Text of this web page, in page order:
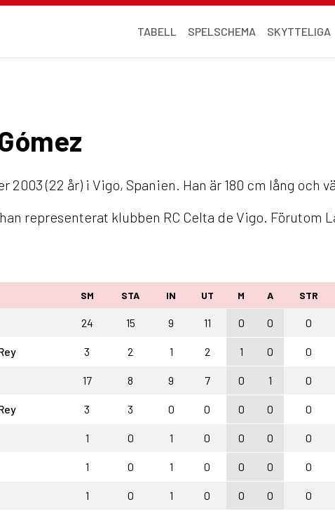
TABELL SPELSCHEMA SKYTTELIGA
2003 (22 år) i Vigo, Spanien. Han är 180 cm lång och
representerat klubben RC Celta de Vigo. Förutom
SM STA IN UT M A STR
24 15 9 11 0 0 0
3 2 1 2 1 0 0
17 8 9 7 0 1 0
3 3 0 0 0 0 0
1 0 1 0 0 0 0
1 0 1 0 0 0 0
1 0 1 0 0 0 0